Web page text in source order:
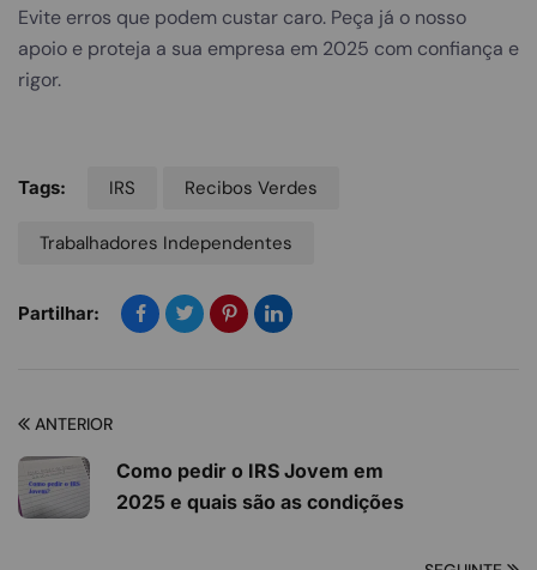
Evite erros que podem custar caro. Peça já o nosso
apoio e proteja a sua empresa em 2025 com confiança e
rigor.
Tags: IRS Recibos Verdes
Trabalhadores Independentes
Partilhar:
ANTERIOR
Como pedir o IRS Jovem em
2025 e quais são as condições